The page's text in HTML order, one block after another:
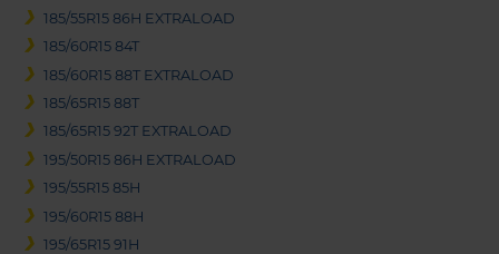
185/55R15 86H EXTRALOAD
185/60R15 84T
185/60R15 88T EXTRALOAD
185/65R15 88T
185/65R15 92T EXTRALOAD
195/50R15 86H EXTRALOAD
195/55R15 85H
195/60R15 88H
195/65R15 91H